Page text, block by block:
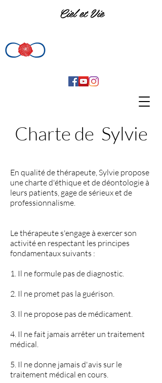
Ciel et Vie
Charte de Sylvie
En qualité de thérapeute, Sylvie propose
une charte d'éthique et de déontologie à
leurs patients, gage de sérieux et de
professionnalisme.
Le thérapeute s'engage à exercer son
activité en respectant les principes
fondamentaux suivants :
1. Il ne formule pas de diagnostic.
2. Il ne promet pas la guérison.
3. Il ne propose pas de médicament.
4. Il ne fait jamais arrêter un traitement
médical.
5. Il ne donne jamais d'avis sur le
traitement médical en cours.